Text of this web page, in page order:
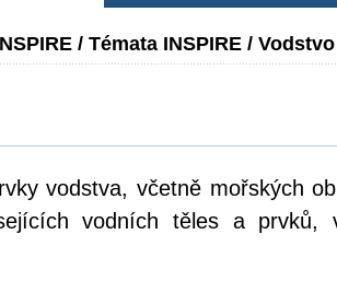
/ Témata INSPIRE / Vodstvo
vodstva, včetně mořských
vodních těles a prvků,